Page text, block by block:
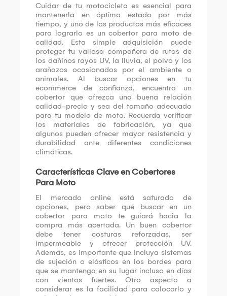
Cuidar de tu motocicleta es esencial para
mantenerla en óptimo estado por más
tiempo, y uno de los productos más eficaces
para lograrlo es un cobertor para moto de
calidad. Esta simple adquisición puede
proteger tu valiosa compañera de rutas de
los dañinos rayos UV, la lluvia, el polvo y los
arañazos ocasionados por el ambiente o
animales. Al buscar opciones en tu
ecommerce de confianza, encuentra un
cobertor que ofrezca una buena relación
calidad-precio y sea del tamaño adecuado
para tu modelo de moto. Recuerda verificar
los materiales de fabricación, ya que
algunos pueden ofrecer mayor resistencia y
durabilidad ante diferentes condiciones
climáticas.
Características Clave en Cobertores
Para Moto
El mercado online está saturado de
opciones, pero saber qué buscar en un
cobertor para moto te guiará hacia la
compra más acertada. Un buen cobertor
debe tener costuras reforzadas, ser
impermeable y ofrecer protección UV.
Además, es importante que incluya sistemas
de sujeción o elásticos en los bordes para
que se mantenga en su lugar incluso en días
con vientos fuertes. Otro aspecto a
considerar es la facilidad para colocarlo y